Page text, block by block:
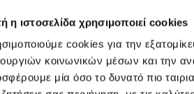
η ιστοσελίδα χρησιμοποιεί cookies
cookies για την
κοινωνικών μέσων και την
μία όσο το δυνατό πιο
Σχετικά με εμάς
Θέσεις Εργασίας
Οδηγίες για τις "Λίστες
Οδηγίες Χρήσης